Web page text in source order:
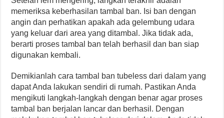
memeriksa keberhasilan tambal ban. Isi ban dengan
angin dan perhatikan apakah ada gelembung udara
yang keluar dari area yang ditambal. Jika tidak ada,
berarti proses tambal ban telah berhasil dan ban siap
digunakan kembali.
Demikianlah cara tambal ban tubeless dari dalam yang
dapat Anda lakukan sendiri di rumah. Pastikan Anda
mengikuti langkah-langkah dengan benar agar proses
tambal ban berjalan lancar dan berhasil. Dengan